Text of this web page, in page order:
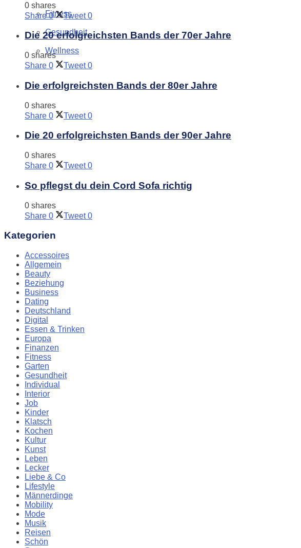
Fitness
Gesundheit
Wellness
0 shares
Share 0 Tweet 0
Die 20 erfolgreichsten Bands der 70er Jahre
0 shares
Share 0 Tweet 0
Die erfolgreichsten Bands der 80er Jahre
0 shares
Share 0 Tweet 0
Die 20 erfolgreichsten Bands der 90er Jahre
0 shares
Share 0 Tweet 0
So pflegst du dein Cord Sofa richtig
0 shares
Share 0 Tweet 0
Kategorien
Accessoires
Allgemein
Beauty
Beziehung
Business
Dating
Deutschland
Digital
Essen & Trinken
Europa
Finanzen
Fitness
Garten
Gesundheit
Individual
Interior
Job
Kinder
Klatsch
Kochen
Kultur
Kunst
Leben
Lecker
Liebe & Co
Lifestyle
Männerdinge
Mobility
Mode
Musik
Reisen
Schön